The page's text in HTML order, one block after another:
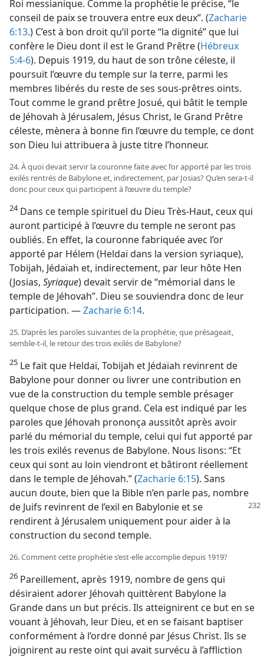
Roi messianique. Comme la prophétie le précise, “le
conseil de paix se trouvera entre eux deux”. (Zacharie
6:13.) C’est à bon droit qu’il porte “la dignité” que lui
confère le Dieu dont il est le Grand Prêtre (Hébreux
5:4-6). Depuis 1919, du haut de son trône céleste, il
poursuit l’œuvre du temple sur la terre, parmi les
membres libérés du reste de ses sous-prêtres oints.
Tout comme le grand prêtre Josué, qui bâtit le temple
de Jéhovah à Jérusalem, Jésus Christ, le Grand Prêtre
céleste, mènera à bonne fin l’œuvre du temple, ce dont
son Dieu lui attribuera à juste titre l’honneur.
24. À quoi devait servir la couronne faite avec l’or apporté par les trois
exilés rentrés de Babylone et, indirectement, par Josias? Qu’en sera-​t-​il
donc pour ceux qui participent à l’œuvre du temple?
24Dans ce temple spirituel du Dieu Très-Haut, ceux qui
auront participé à l’œuvre du temple ne seront pas
oubliés. En effet, la couronne fabriquée avec l’or
apporté par Hélem (Heldaï dans la version syriaque),
Tobijah, Jédaïah et, indirectement, par leur hôte Hen
(Josias, Syriaque) devait servir de “mémorial dans le
temple de Jéhovah”. Dieu se souviendra donc de leur
participation. —Zacharie 6:14.
25. D’après les paroles suivantes de la prophétie, que présageait,
semble-​t-​il, le retour des trois exilés de Babylone?
25 Le fait que Heldaï, Tobijah et Jédaïah revinrent de
Babylone pour donner ou livrer une contribution en
vue de la construction du temple semble présager
quelque chose de plus grand. Cela est indiqué par les
paroles que Jéhovah prononça aussitôt après avoir
parlé du mémorial du temple, celui qui fut apporté par
les trois exilés revenus de Babylone. Nous lisons: “Et
ceux qui sont au loin viendront et bâtiront réellement
dans le temple de Jéhovah.” (Zacharie 6:15). Sans
aucun doute, bien que la Bible n’en parle pas, nombre
de Juifs revinrent de l’exil en Babylonie et se
rendirent à Jérusalem uniquement pour aider à la
construction du second temple.
26. Comment cette prophétie s’est-​elle accomplie depuis 1919?
26 Pareillement, après 1919, nombre de gens qui
désiraient adorer Jéhovah quittèrent Babylone la
Grande dans un but précis. Ils atteignirent ce but en se
vouant à Jéhovah, leur Dieu, et en se faisant baptiser
conformément à l’ordre donné par Jésus Christ. Ils se
joignirent au reste oint qui avait survécu à l’affliction